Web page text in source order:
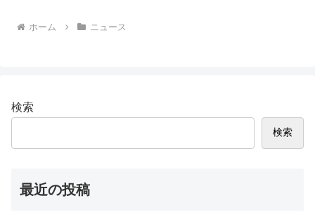
ホーム ニュース
検索
検索
最近の投稿